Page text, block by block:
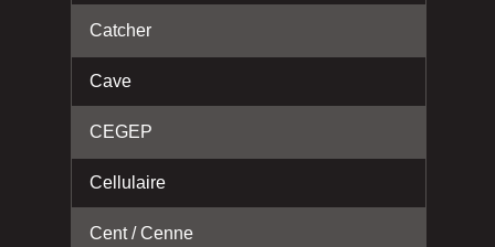
Catcher
Cave
CEGEP
Cellulaire
Cent / Cenne